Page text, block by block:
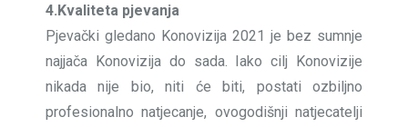
4.Kvaliteta pjevanja
Pjevački gledano Konovizija 2021 je bez sumnje
najjača Konovizija do sada. Iako cilj Konovizije
nikada nije bio, niti će biti, postati ozbiljno
profesionalno natjecanje, ovogodišnji natjecatelji